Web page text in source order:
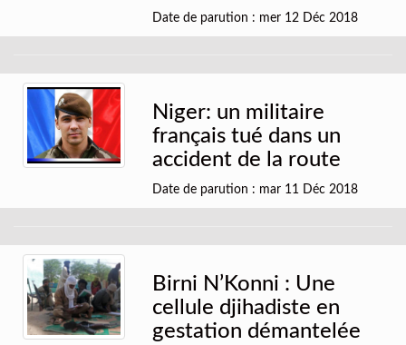
Date de parution : mer 12 Déc 2018
Niger: un militaire
français tué dans un
accident de la route
Date de parution : mar 11 Déc 2018
Birni N’Konni : Une
cellule djihadiste en
gestation démantelée